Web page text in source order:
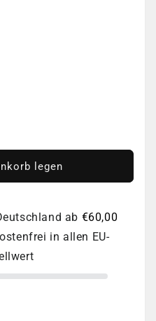
legen
ab €60,00
in allen EU-